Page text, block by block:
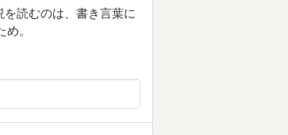
読むのは、書き言葉に
。